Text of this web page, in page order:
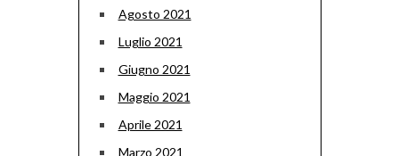
Agosto 2021
Luglio 2021
Giugno 2021
Maggio 2021
Aprile 2021
Marzo 2021